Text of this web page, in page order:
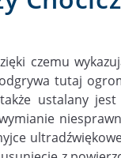
czemu
tutaj
ustalany